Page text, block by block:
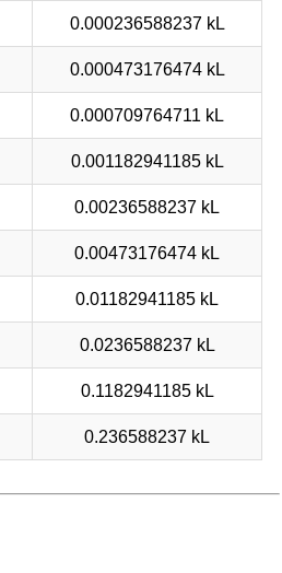
0.000236588237 kL
0.000473176474 kL
0.000709764711 kL
0.001182941185 kL
0.00236588237 kL
0.00473176474 kL
0.01182941185 kL
0.0236588237 kL
0.1182941185 kL
0.236588237 kL